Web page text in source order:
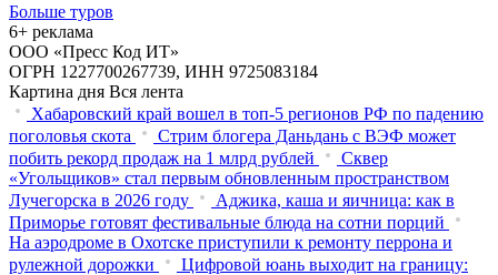
Больше туров
6+ реклама
ООО «Пресс Код ИТ»
ОГРН 1227700267739, ИНН 9725083184
Картина дня Вся лента
Хабаровский край вошел в топ-5 регионов РФ по падению
поголовья скота
Стрим блогера Даньдань с ВЭФ может
побить рекорд продаж на 1 млрд рублей
Сквер
«Угольщиков» стал первым обновленным пространством
Лучегорска в 2026 году
Аджика, каша и яичница: как в
Приморье готовят фестивальные блюда на сотни порций
На аэродроме в Охотске приступили к ремонту перрона и
рулежной дорожки
Цифровой юань выходит на границу: